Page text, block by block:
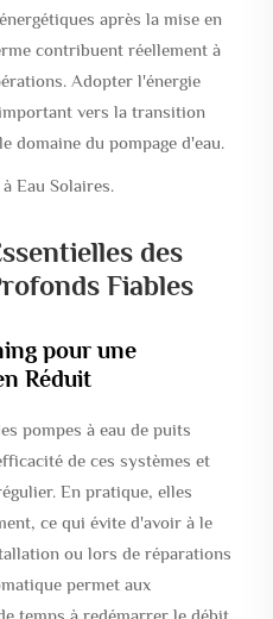
après la mise en
contribuent réellement à
Adopter l'énergie
vers la transition
domaine du pompage d'eau.
Eau Solaires.
des
Fiables
pour une
Réduit
pompes à eau de puits
de ces systèmes et
En pratique, elles
ce qui évite d'avoir à le
ou lors de réparations
permet aux
temps à redémarrer le débit